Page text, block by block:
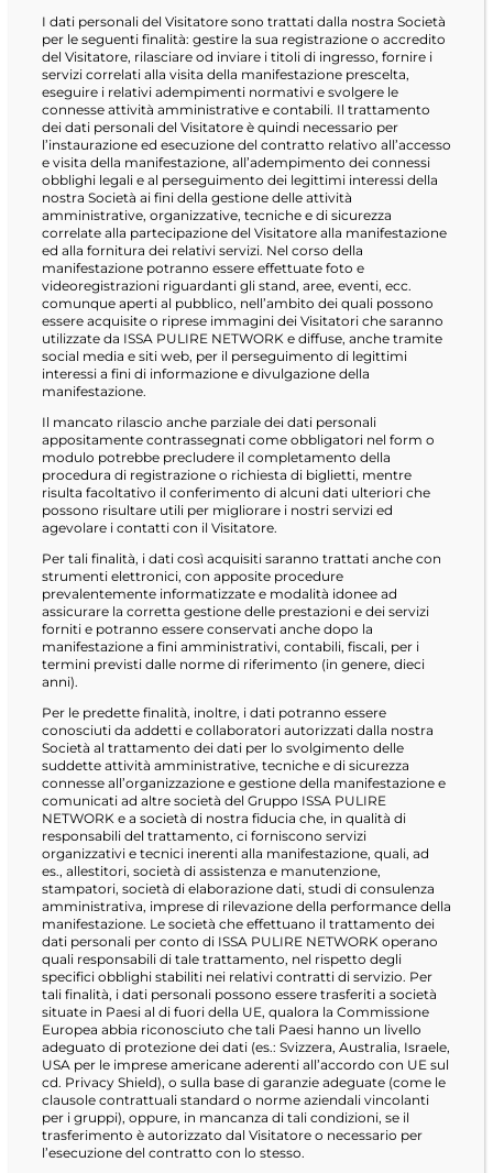
I dati personali del Visitatore sono trattati dalla nostra Società
per le seguenti finalità: gestire la sua registrazione o accredito
del Visitatore, rilasciare od inviare i titoli di ingresso, fornire i
servizi correlati alla visita della manifestazione prescelta,
eseguire i relativi adempimenti normativi e svolgere le
connesse attività amministrative e contabili. Il trattamento
dei dati personali del Visitatore è quindi necessario per
l’instaurazione ed esecuzione del contratto relativo all’accesso
e visita della manifestazione, all’adempimento dei connessi
obblighi legali e al perseguimento dei legittimi interessi della
nostra Società ai fini della gestione delle attività
amministrative, organizzative, tecniche e di sicurezza
correlate alla partecipazione del Visitatore alla manifestazione
ed alla fornitura dei relativi servizi. Nel corso della
manifestazione potranno essere effettuate foto e
videoregistrazioni riguardanti gli stand, aree, eventi, ecc.
comunque aperti al pubblico, nell’ambito dei quali possono
essere acquisite o riprese immagini dei Visitatori che saranno
utilizzate da ISSA PULIRE NETWORK e diffuse, anche tramite
social media e siti web, per il perseguimento di legittimi
interessi a fini di informazione e divulgazione della
manifestazione.
Il mancato rilascio anche parziale dei dati personali
appositamente contrassegnati come obbligatori nel form o
modulo potrebbe precludere il completamento della
procedura di registrazione o richiesta di biglietti, mentre
risulta facoltativo il conferimento di alcuni dati ulteriori che
possono risultare utili per migliorare i nostri servizi ed
agevolare i contatti con il Visitatore.
Per tali finalità, i dati così acquisiti saranno trattati anche con
strumenti elettronici, con apposite procedure
prevalentemente informatizzate e modalità idonee ad
assicurare la corretta gestione delle prestazioni e dei servizi
forniti e potranno essere conservati anche dopo la
manifestazione a fini amministrativi, contabili, fiscali, per i
termini previsti dalle norme di riferimento (in genere, dieci
anni).
Per le predette finalità, inoltre, i dati potranno essere
conosciuti da addetti e collaboratori autorizzati dalla nostra
Società al trattamento dei dati per lo svolgimento delle
suddette attività amministrative, tecniche e di sicurezza
connesse all’organizzazione e gestione della manifestazione e
comunicati ad altre società del Gruppo ISSA PULIRE
NETWORK e a società di nostra fiducia che, in qualità di
responsabili del trattamento, ci forniscono servizi
organizzativi e tecnici inerenti alla manifestazione, quali, ad
es., allestitori, società di assistenza e manutenzione,
stampatori, società di elaborazione dati, studi di consulenza
amministrativa, imprese di rilevazione della performance della
manifestazione. Le società che effettuano il trattamento dei
dati personali per conto di ISSA PULIRE NETWORK operano
quali responsabili di tale trattamento, nel rispetto degli
specifici obblighi stabiliti nei relativi contratti di servizio. Per
tali finalità, i dati personali possono essere trasferiti a società
situate in Paesi al di fuori della UE, qualora la Commissione
Europea abbia riconosciuto che tali Paesi hanno un livello
adeguato di protezione dei dati (es.: Svizzera, Australia, Israele,
USA per le imprese americane aderenti all’accordo con UE sul
cd. Privacy Shield), o sulla base di garanzie adeguate (come le
clausole contrattuali standard o norme aziendali vincolanti
per i gruppi), oppure, in mancanza di tali condizioni, se il
trasferimento è autorizzato dal Visitatore o necessario per
l’esecuzione del contratto con lo stesso.